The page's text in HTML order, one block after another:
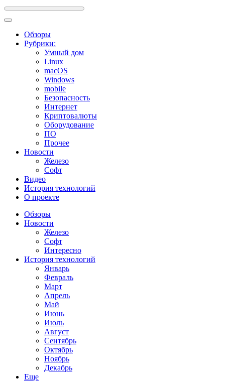
Обзоры
Рубрики:
Умный дом
Linux
macOS
Windows
mobile
Безопасность
Интернет
Криптовалюты
Оборудование
ПО
Прочее
Новости
Железо
Софт
Видео
История технологий
О проекте
Обзоры
Новости
Железо
Софт
Интересно
История технологий
Январь
Февраль
Март
Апрель
Май
Июнь
Июль
Август
Сентябрь
Октябрь
Ноябрь
Декабрь
Еще